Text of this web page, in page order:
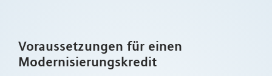
Voraussetzungen für einen
Modernisierungskredit